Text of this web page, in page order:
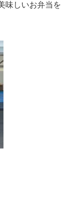
味しいお弁当を